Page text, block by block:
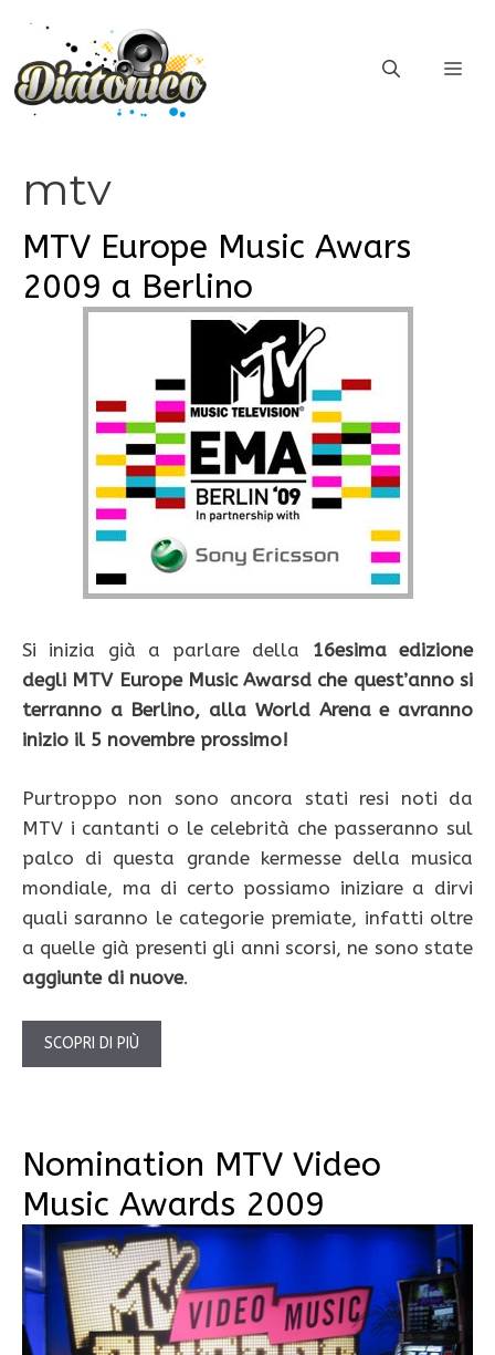
contenuto
mtv
MTV Europe Music Awars
2009 a Berlino
Si inizia già a parlare della 16esima edizione
degli MTV Europe Music Awarsd che quest’anno si
terranno a Berlino, alla World Arena e avranno
inizio il 5 novembre prossimo!
Purtroppo non sono ancora stati resi noti da
MTV i cantanti o le celebrità che passeranno sul
palco di questa grande kermesse della musica
mondiale, ma di certo possiamo iniziare a dirvi
quali saranno le categorie premiate, infatti oltre
a quelle già presenti gli anni scorsi, ne sono state
aggiunte di nuove.
SCOPRI DI PIÙ
Nomination MTV Video
Music Awards 2009